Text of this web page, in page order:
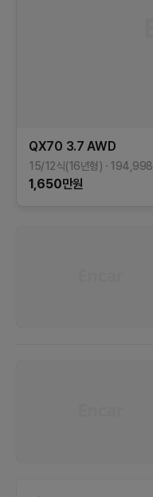
QX70 3.7 AWD
15/12식(16년형) 194,998
1,650만원